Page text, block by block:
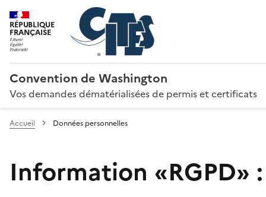
RÉPUBLIQUE
FRANÇAISE
Convention de Washington
Vos demandes dématérialisées de permis et certificats
Accueil Données personnelles
Information «RGPD»